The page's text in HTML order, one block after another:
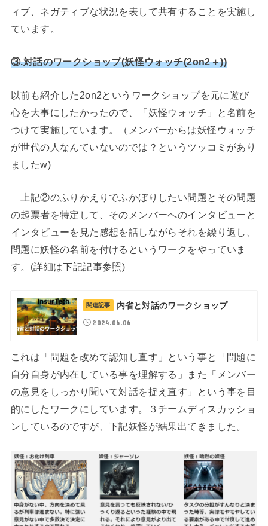
ィブ、ネガティブな状況を表して共有することを実施し
ています。
③.対話のワークショップ(妖怪ウォッチ(2on2＋))
以前も紹介した2on2というワークショップを元に遊び
心を大事にしたかったので、「妖怪ウォッチ」と名前を
つけて実施しています。（メンバーからは妖怪ウォッチ
が世代の人なんていないのでは？というツッコミがあり
ましたw)
上記②のふりかえりでふかぼりしたい問題とその問題
の起票者を特定して、そのメンバーへのインタビューと
インタビューを見た感想を話しながらそれを繰り返し、
問題に妖怪の名前を付けるというワークをやっていま
す。(詳細は下記記事参照)
関連記事 内省と対話のワークショップ
2024.06.06
これは「問題を改めて認知し直す」という事と「問題に
自分自身が内在している事を理解する」また「メンバー
の意見をしっかり聞いて対話を捉え直す」という事を目
的にしたワークにしています。３チームディスカッショ
ンしているのですが、下記妖怪が結果出てきました。